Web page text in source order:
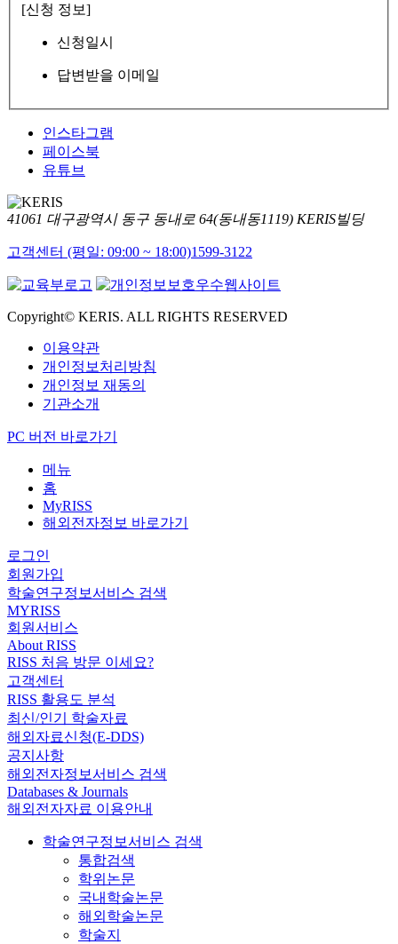
[신청 정보]
신청일시
답변받을 이메일
인스타그램
페이스북
유튜브
41061 대구광역시 동구 동내로 64(동내동1119) KERIS빌딩
고객센터 (평일: 09:00 ~ 18:00)1599-3122
Copyright© KERIS. ALL RIGHTS RESERVED
이용약관
개인정보처리방침
개인정보 재동의
기관소개
PC 버전 바로가기
메뉴
홈
MyRISS
해외전자정보 바로가기
로그인
회원가입
학술연구정보서비스 검색
MYRISS
회원서비스
About RISS
RISS 처음 방문 이세요?
고객센터
RISS 활용도 분석
최신/인기 학술자료
해외자료신청(E-DDS)
공지사항
해외전자정보서비스 검색
Databases & Journals
해외전자자료 이용안내
학술연구정보서비스 검색
통합검색
학위논문
국내학술논문
해외학술논문
학술지